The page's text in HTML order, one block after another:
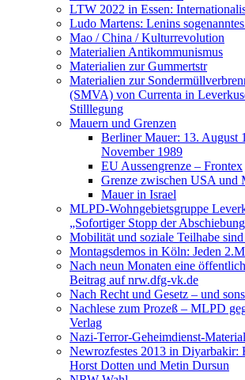
LTW 2022 in Essen:
Ludo Martens: Lenins
Mao / China / Kulturrevolution
Materialien Antikommunismus
Materialien zur Gummertstr
Materialien zur
(SMVA) von Currenta in
Stilllegung
Mauern und Grenzen
Berliner Mauer: 13. August
November 1989
EU Aussengrenze – Frontex
Grenze zwischen USA und
Mauer in Israel
MLPD-Wohngebietsgruppe
„Sofortiger Stopp der
Mobilität und soziale Teilhabe
Montagsdemos in Köln: Jeden
Nach neun Monaten eine
Beitrag auf nrw.dfg-vk.de
Nach Recht und Gesetz – und
Nachlese zum Prozeß – MLPD
Verlag
Nazi-Terror-Geheimdienst-
Newrozfestes 2013 in Diyarbakir:
Horst Dotten und Metin Dursun